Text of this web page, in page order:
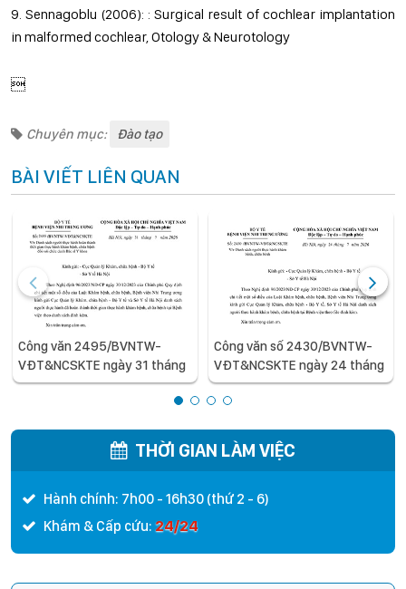
9. Sennagoblu (2006): : Surgical result of cochlear implantation
in malformed cochlear, Otology & Neurotology

Chuyên mục: Đào tạo
BÀI VIẾT LIÊN QUAN
Công văn 2495/BVNTW-
VĐT&NCSKTE ngày 31 tháng
7 năm 2026 V/v Danh sách
người thực hành hoàn thành
bệnh, chữa bệnh đối với chức
danh Bác sĩ Y khoa
Công văn số 2430/BVNTW-
VĐT&NCSKTE ngày 24 tháng
7 năm 2026 V/v Danh sách
người thực hành khám bệnh,
THỜI GIAN LÀM VIỆC
Hành chính: 7h00 - 16h30 (thứ 2 - 6)
Khám & Cấp cứu: 24/24